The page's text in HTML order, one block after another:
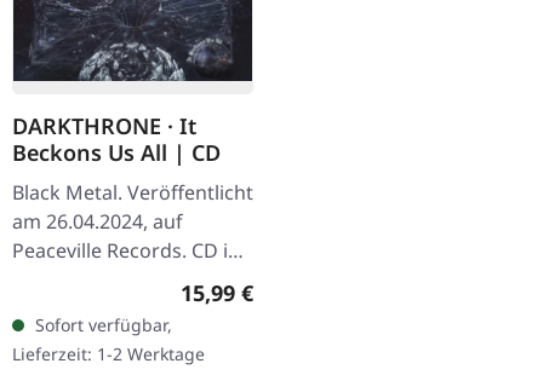
DARKTHRONE · It
Beckons Us All | CD
Black Metal. Veröffentlicht
am 26.04.2024, auf
Peaceville Records. CD im
Jewelcase. "It Beckons Us
abenteuerliches
Eintauchen…
Regulärer Preis:
15,99 €
Sofort verfügbar,
Lieferzeit: 1-2 Werktage